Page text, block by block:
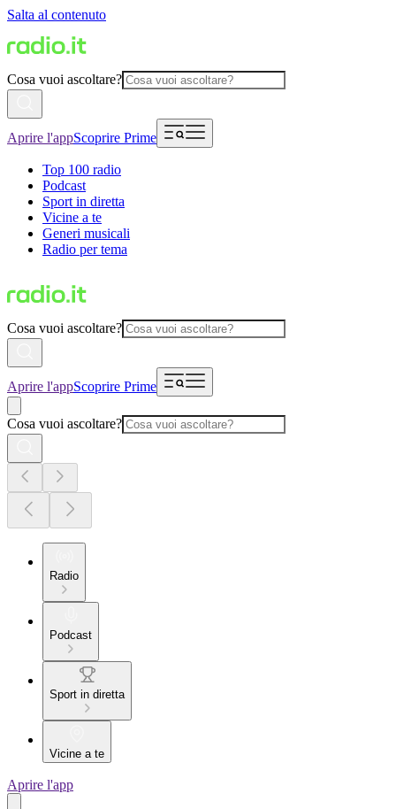
Salta al contenuto
Cosa vuoi ascoltare?
Aprire l'appScoprire Prime
Top 100 radio
Podcast
Sport in diretta
Vicine a te
Generi musicali
Radio per tema
Cosa vuoi ascoltare?
Aprire l'appScoprire Prime
Cosa vuoi ascoltare?
Radio
Podcast
Sport in diretta
Vicine a te
Aprire l'app